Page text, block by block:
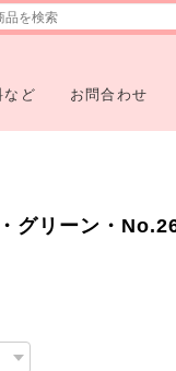
など お問合わせ
グリーン・